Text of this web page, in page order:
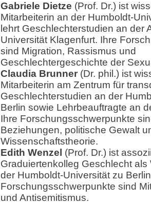
Gabriele Dietze (Prof. Dr.) ist
Mitarbeiterin an der Humboldt-
lehrt Geschlechterstudien an der
Universität Klagenfurt. Ihre
sind Migration, Rassismus und
Geschlechtergeschichte der
Claudia Brunner (Dr. phil.) ist
Mitarbeiterin am Zentrum für
Geschlechterstudien an der
Berlin sowie Lehrbeauftragte an
Ihre Forschungsschwerpunkte
Beziehungen, politische Gewalt
Wissenschaftstheorie.
Edith Wenzel (Prof. Dr.) ist
Graduiertenkolleg Geschlecht
der Humboldt-Universität zu
Forschungsschwerpunkte sind
und Antisemitismus.